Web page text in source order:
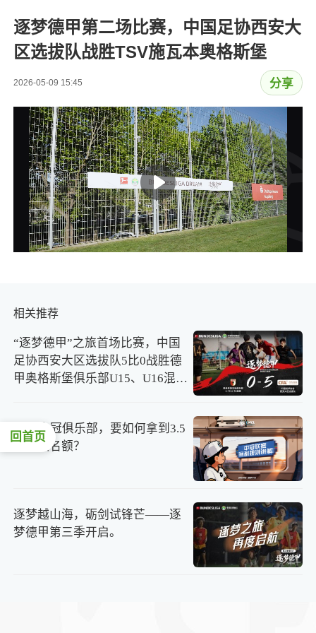
回首页
逐梦德甲第二场比赛，中国足协西安大
区选拔队战胜TSV施瓦本奥格斯堡
2026-05-09 15:45 分享
相关推荐
“逐梦德甲”之旅首场比赛，中国
足协西安大区选拔队5比0战胜德
甲奥格斯堡俱乐部U15、U16混编
80支中冠俱乐部，要如何拿到3.5
个晋级名额？
逐梦越山海，砺剑试锋芒——逐
梦德甲第三季开启。